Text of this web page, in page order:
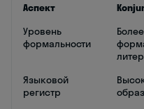
Аспект
Уровень
формальности
Более
Языковой
регистр